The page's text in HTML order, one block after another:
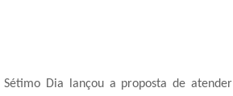
Dia lançou a proposta de atender